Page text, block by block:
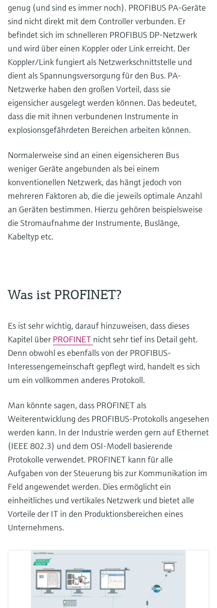
genug (und sind es immer noch). PROFIBUS PA-Geräte
sind nicht direkt mit dem Controller verbunden. Er
befindet sich im schnelleren PROFIBUS DP-Netzwerk
und wird über einen Koppler oder Link erreicht. Der
Koppler/Link fungiert als Netzwerkschnittstelle und
dient als Spannungsversorgung für den Bus. PA-
Netzwerke haben den großen Vorteil, dass sie
eigensicher ausgelegt werden können. Das bedeutet,
dass die mit ihnen verbundenen Instrumente in
explosionsgefährdeten Bereichen arbeiten können.
Normalerweise sind an einen eigensicheren Bus
weniger Geräte angebunden als bei einem
konventionellen Netzwerk, das hängt jedoch von
mehreren Faktoren ab, die die jeweils optimale Anzahl
an Geräten bestimmen. Hierzu gehören beispielsweise
die Stromaufnahme der Instrumente, Buslänge,
Kabeltyp etc.
Was ist PROFINET?
Es ist sehr wichtig, darauf hinzuweisen, dass dieses
Kapitel über PROFINET nicht sehr tief ins Detail geht.
Denn obwohl es ebenfalls von der PROFIBUS-
Interessengemeinschaft gepflegt wird, handelt es sich
um ein vollkommen anderes Protokoll.
Man könnte sagen, dass PROFINET als
Weiterentwicklung des PROFIBUS-Protokolls angesehen
werden kann. In der Industrie werden gern auf Ethernet
(IEEE 802.3) und dem OSI-Modell basierende
Protokolle verwendet. PROFINET kann für alle
Aufgaben von der Steuerung bis zur Kommunikation im
Feld angewendet werden. Dies ermöglicht ein
einheitliches und vertikales Netzwerk und bietet alle
Vorteile der IT in den Produktionsbereichen eines
Unternehmens.